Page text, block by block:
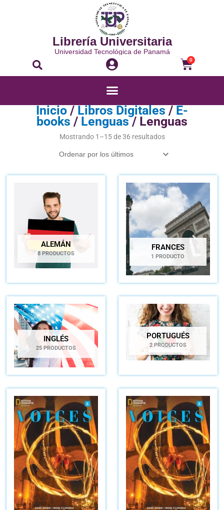
Librería Universitaria
Universidad Tecnológica de Panamá
Buscar 0
Carrito
Menú
Inicio/Libros Digitales/E-
books / Lenguas/ Lenguas
Mostrando 1–15 de 36 resultados
Ordenado
por
ALEMÁN
8 PRODUCTOS
FRANCES
1 PRODUCTO
INGLÉS
25 PRODUCTOS
PORTUGUÉS
2 PRODUCTOS